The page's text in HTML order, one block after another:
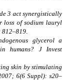
3 act synergistically
loss of sodium lauryl
glycerol a
humans? J Invest
skin by stimulating
6(6 Suppl): s20–